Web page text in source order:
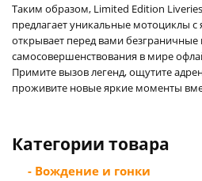
Таким образом, Limited Edition
предлагает уникальные мотоциклы с
открывает перед вами
самосовершенствования в мире
Примите вызов легенд, ощутите
проживите новые яркие моменты
Категории товара
- Вождение и гонки